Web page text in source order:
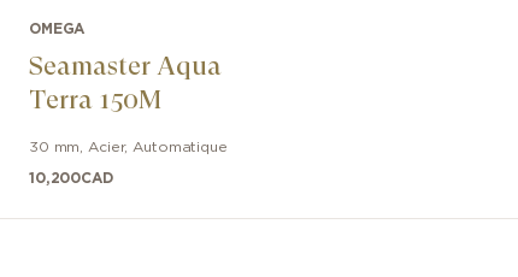
OMEGA
Seamaster Aqua
Terra 150M
30 mm Acier, Automatique
10,200CAD